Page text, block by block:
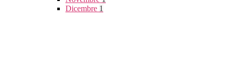
Dicembre 1